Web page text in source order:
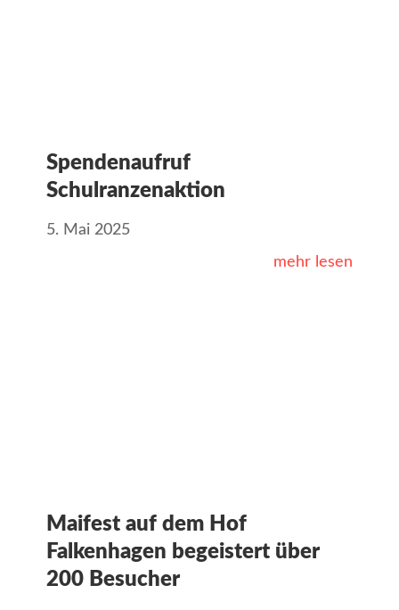
Spendenaufruf
Schulranzenaktion
5. Mai 2025
mehr lesen
Maifest auf dem Hof
Falkenhagen begeistert über
200 Besucher